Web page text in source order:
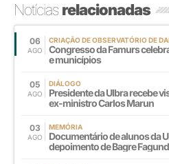
Notíciasrelacionadas
06
AGO
CRIAÇÃO DE OBSERVATÓRIO DE
Congresso da Famurs
e municípios
05
AGO
DIÁLOGO
Presidente da Ulbra recebe
ex-ministro Carlos Marun
03
AGO
MEMÓRIA
Documentário de alunos da
depoimento de Bagre